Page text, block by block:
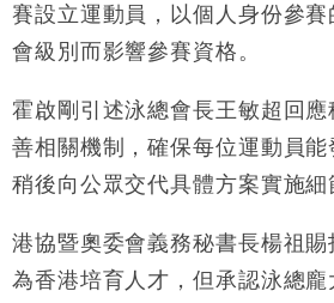
16:47
本地｜假冒內地執法人員要
損失近6900萬元
15:47
財經｜恒隆10月換帥 玩具「
粦接任
15:11
財經｜韓股反覆波動收跌 連
13:44
財經｜內地7月美元計價出口
差達1125億美元
賽設立運動員，以個人身份參
會級別而影響參賽資格。
霍啟剛引述泳總會長王敏超回
善相關機制，確保每位運動員
稍後向公眾交代具體方案實施細
港協暨奧委會義務秘書長楊祖
為香港培育人才，但承認泳總